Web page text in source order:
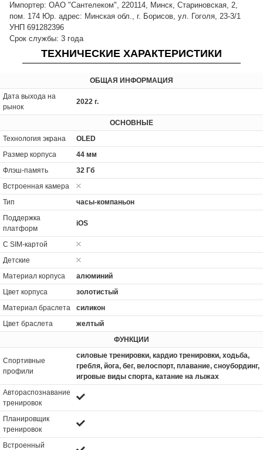
Импортер: ОАО "Сантелеком", 220114, Минск, Стариновская, 2,
пом. 174 Юр. адрес: Минская обл., г. Борисов, ул. Гоголя, 23-3/1
УНП 691282396
Срок службы: 3 года
ТЕХНИЧЕСКИЕ ХАРАКТЕРИСТИКИ
ОБЩАЯ ИНФОРМАЦИЯ
Дата выхода на
рынок
2022 г.
ОСНОВНЫЕ
Технология экрана
OLED
Размер корпуса
44 мм
Флэш-память
32 Гб
Встроенная камера
Тип
часы-компаньон
Поддержка
платформ
iOS
С SIM-картой
Детские
Материал корпуса
алюминий
Цвет корпуса
золотистый
Материал браслета
силикон
Цвет браслета
желтый
ФУНКЦИИ
Спортивные
профили
силовые тренировки, кардио тренировки, xодьба,
гребля, йога, бег, велоспорт, плавание, сноубординг,
игровые виды спорта, катание на лыжах
Автораспознавание
тренировок
Планировщик
тренировок
Встроенный